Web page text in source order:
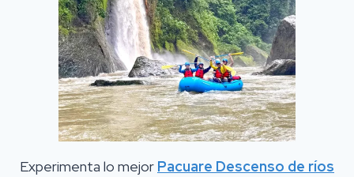
Experimenta lo mejor Pacuare Descenso de ríos